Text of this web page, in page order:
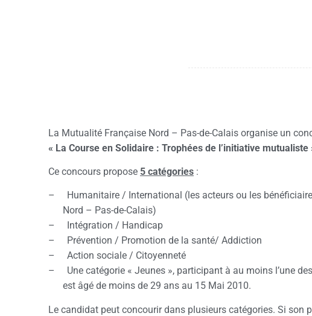
La Mutualité Française Nord – Pas-de-Calais organise un
« La Course en Solidaire : Trophées de l’initiative mutualiste
Ce concours propose 5 catégories :
– Humanitaire / International (les acteurs ou les
Nord – Pas-de-Calais)
– Intégration / Handicap
– Prévention / Promotion de la santé/ Addiction
– Action sociale / Citoyenneté
– Une catégorie « Jeunes », participant à au moins l’une
est âgé de moins de 29 ans au 15 Mai 2010.
Le candidat peut concourir dans plusieurs catégories. Si son